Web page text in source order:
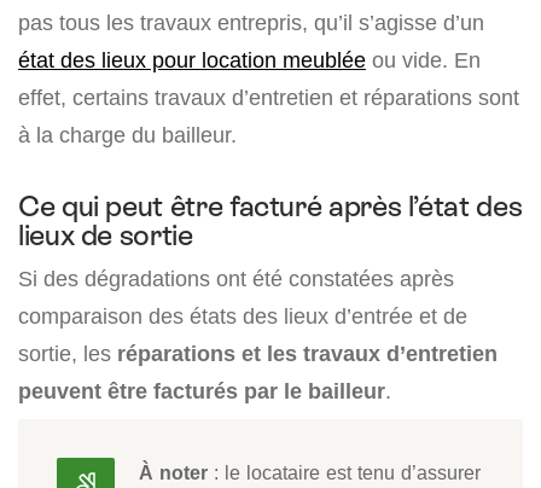
pas tous les travaux entrepris, qu’il s’agisse d’un
état des lieux pour location meublée ou vide. En
effet, certains travaux d’entretien et réparations sont
à la charge du bailleur.
Ce qui peut être facturé après l’état des
lieux de sortie
Si des dégradations ont été constatées après
comparaison des états des lieux d’entrée et de
sortie, les réparations et les travaux d’entretien
peuvent être facturés par le bailleur.
À noter : le locataire est tenu d’assurer